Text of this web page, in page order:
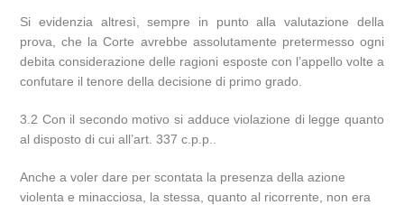
Si evidenzia altresì, sempre in punto alla valutazione della
prova, che la Corte avrebbe assolutamente pretermesso ogni
debita considerazione delle ragioni esposte con l’appello volte a
confutare il tenore della decisione di primo grado.
3.2 Con il secondo motivo si adduce violazione di legge quanto
al disposto di cui all’art. 337 c.p.p..
Anche a voler dare per scontata la presenza della azione
violenta e minacciosa, la stessa, quanto al ricorrente, non era